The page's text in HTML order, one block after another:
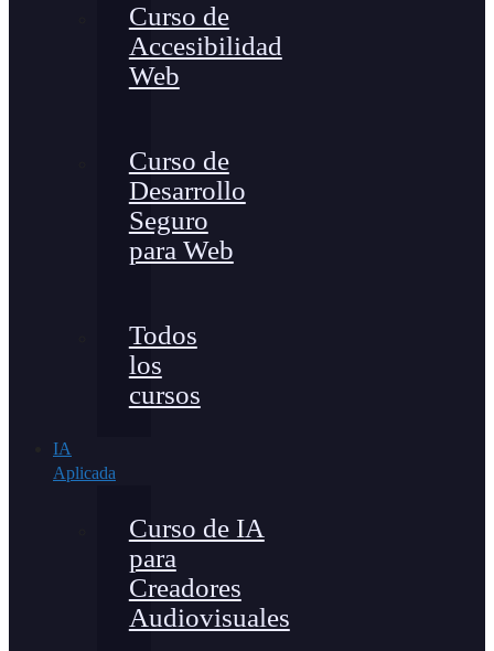
Curso de
Accesibilidad
Web
Curso de
Desarrollo
Seguro
para Web
Todos
los
cursos
IA
Aplicada
Curso de IA
para
Creadores
Audiovisuales